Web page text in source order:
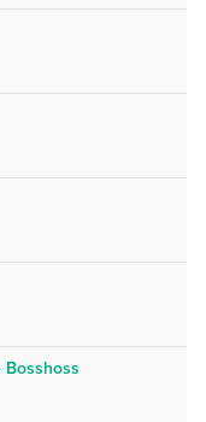
Bosshoss